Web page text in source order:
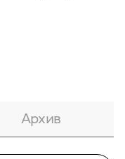
Архив